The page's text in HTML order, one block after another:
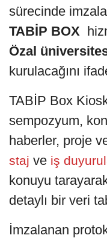
sürecinde
TABİP BOX
Özal
kurulacağını
TABİP Box
sempozyum,
haberler, proje
staj ve iş
konuyu
detaylı bir veri
İmzalanan